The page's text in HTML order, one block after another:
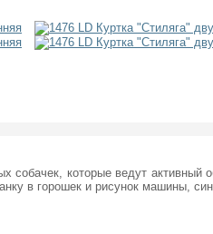
собачек, которые ведут
в горошек и рисунок машины,